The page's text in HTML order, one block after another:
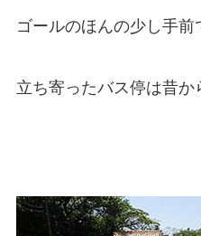
ゴールのほんの少し手前
立ち寄ったバス停は昔か